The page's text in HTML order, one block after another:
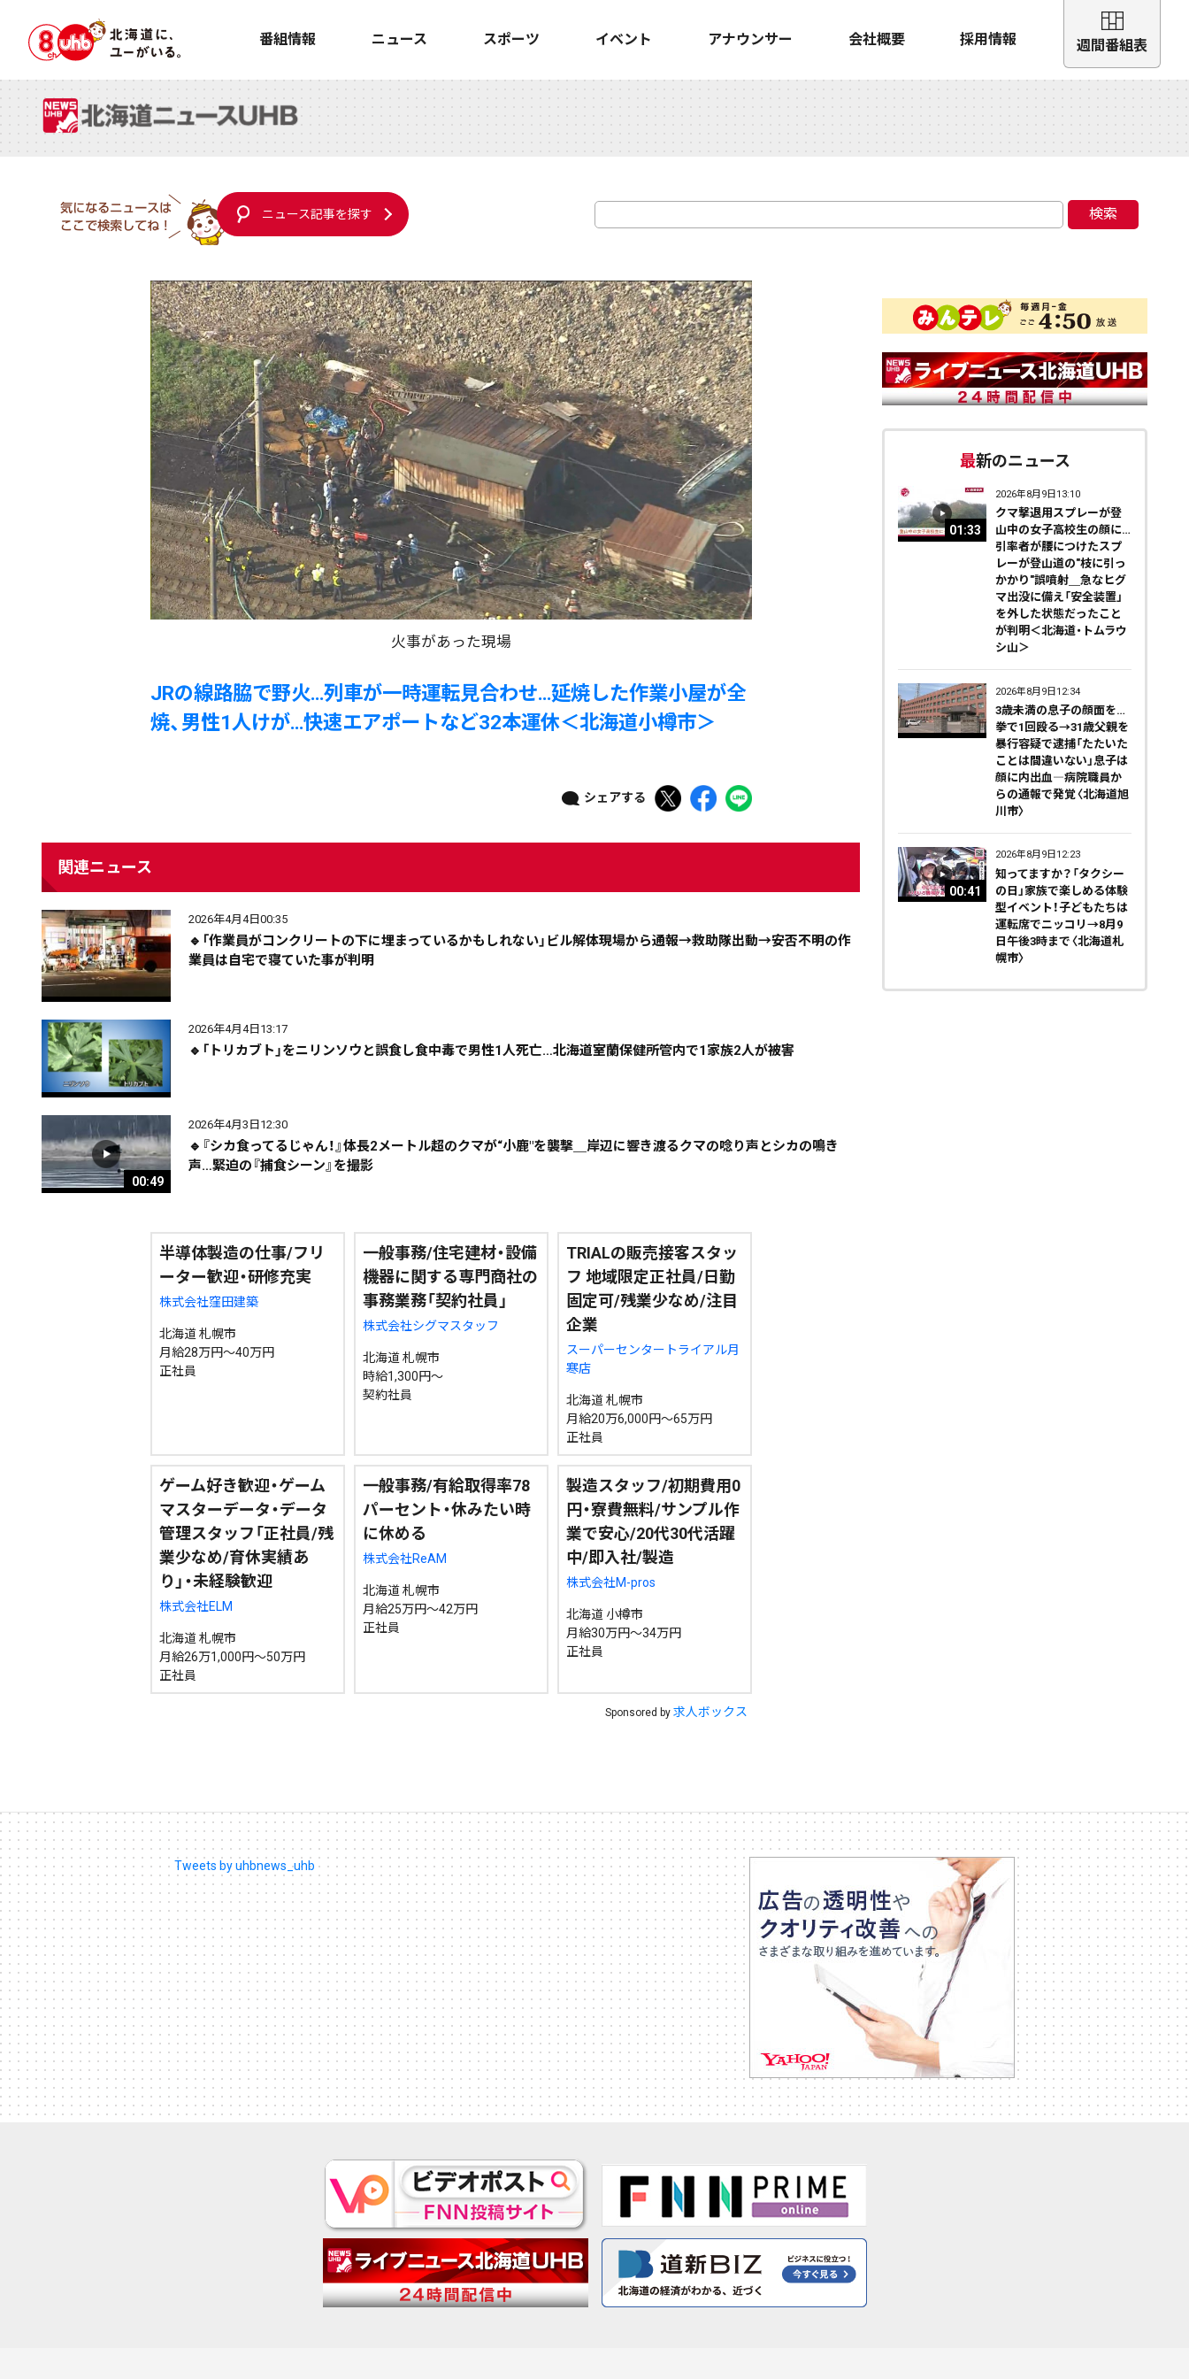
番組情報 ニュース スポーツ イベント アナウンサー 会社概要 採用情報 週間番組表
ニュース記事を探す 検索
火事があった現場
JRの線路脇で野火…列車が一時運転見合わせ…延焼した作業小屋が全
焼、男性1人けが…快速エアポートなど32本運休＜北海道小樽市＞
シェアする
関連ニュース
2026年4月4日00:35
🔹「作業員がコンクリートの下に埋まっているかもしれない」ビル解体現場から通報→救助隊出動→安否不明の作
業員は自宅で寝ていた事が判明
2026年4月4日13:17
🔹「トリカブト」をニリンソウと誤食し食中毒で男性1人死亡…北海道室蘭保健所管内で1家族2人が被害
00:49
2026年4月3日12:30
🔹『シカ食ってるじゃん！』体長2メートル超のクマが“小鹿"を襲撃＿岸辺に響き渡るクマの唸り声とシカの鳴き
声…緊迫の『捕食シーン』を撮影
半導体製造の仕事/フリ
ーター歓迎・研修充実
株式会社窪田建築
北海道 札幌市
月給28万円～40万円
正社員
一般事務/住宅建材・設備
機器に関する専門商社の
事務業務「契約社員」
株式会社シグマスタッフ
北海道 札幌市
時給1,300円～
契約社員
TRIALの販売接客スタッ
フ 地域限定正社員/日勤
固定可/残業少なめ/注目
企業
スーパーセンタートライアル月
寒店
北海道 札幌市
月給20万6,000円～65万円
正社員
ゲーム好き歓迎・ゲーム
マスターデータ・データ
管理スタッフ「正社員/残
業少なめ/育休実績あ
り」・未経験歓迎
株式会社ELM
北海道 札幌市
月給26万1,000円～50万円
正社員
一般事務/有給取得率78
パーセント・休みたい時
に休める
株式会社ReAM
北海道 札幌市
月給25万円～42万円
正社員
製造スタッフ/初期費用0
円・寮費無料/サンプル作
業で安心/20代30代活躍
中/即入社/製造
株式会社M-pros
北海道 小樽市
月給30万円～34万円
正社員
Sponsored by 求人ボックス
最新のニュース
01:33
2026年8月9日13:10
クマ撃退用スプレーが登
山中の女子高校生の顔に…
引率者が腰につけたスプ
レーが登山道の"枝に引っ
かかり"誤噴射＿急なヒグ
マ出没に備え「安全装置」
を外した状態だったこと
が判明＜北海道・トムラウ
シ山＞
2026年8月9日12:34
3歳未満の息子の顔面を…
拳で1回殴る→31歳父親を
暴行容疑で逮捕「たたいた
ことは間違いない」息子は
顔に内出血―病院職員か
らの通報で発覚〈北海道旭
川市〉
00:41
2026年8月9日12:23
知ってますか？「タクシー
の日」家族で楽しめる体験
型イベント！子どもたちは
運転席でニッコリ→8月9
日午後3時まで〈北海道札
幌市〉
Tweets by uhbnews_uhb
カテゴリ 事件・事故 社会
エリア 道北 道央 道南 道東 全道 道外
絞り込み検索
カテゴリで絞る 地域で絞る キーワードで絞る
検索